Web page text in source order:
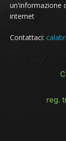
un'informazione
internet
Contattaci:
reg.